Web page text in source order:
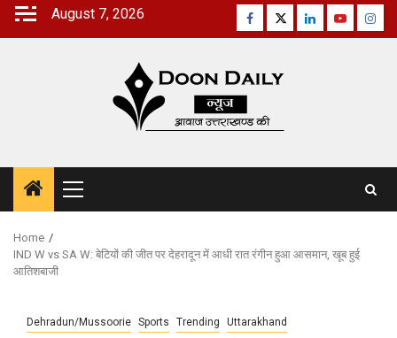
Skip
August 7, 2026 Facebook
TwitterLinkedinYoutube
Primary
Menu
Home
IND W vs SA W: बेटियों की जीत पर देहरादून में आधी रात रंगीन हुआ आसमान, खूब हुई
आतिशबाजी
Dehradun/Mussoorie Sports Trending Uttarakhand